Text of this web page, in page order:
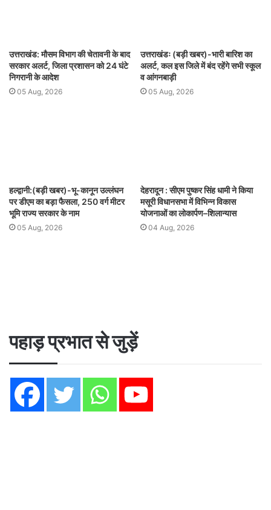
उत्तराखंड: मौसम विभाग की चेतावनी के बाद
सरकार अलर्ट, जिला प्रशासन को 24 घंटे
निगरानी के आदेश
05 Aug, 2026
उत्तराखंडः (बड़ी खबर)-भारी बारिश का
अलर्ट, कल इस जिले में बंद रहेंगे सभी स्कूल
व आंगनबाड़ी
05 Aug, 2026
हल्द्वानी:(बड़ी खबर)-भू-कानून उल्लंघन
पर डीएम का बड़ा फैसला, 250 वर्ग मीटर
भूमि राज्य सरकार के नाम
05 Aug, 2026
देहरादून : सीएम पुष्कर सिंह धामी ने किया
मसूरी विधानसभा में विभिन्न विकास
योजनाओं का लोकार्पण–शिलान्यास
04 Aug, 2026
पहाड़ प्रभात से जुड़ें